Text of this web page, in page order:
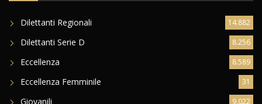
Dilettanti Regionali 14.882
Dilettanti Serie D 8.256
Eccellenza 8.589
Eccellenza Femminile 31
Giovanili 9.022